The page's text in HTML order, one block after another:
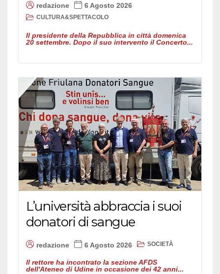
redazione 6 Agosto 2026
CULTURA&SPETTACOLO
Il presidente della Repubblica in città domenica
20 settembre. Dopo il suo intervento il Concerto...
L’università abbraccia i suoi
donatori di sangue
redazione 6 Agosto 2026 SOCIETÀ
Il rettore ha incontrato la sezione AFDS
dell'Ateneo di Udine in occasione dei 42 anni...